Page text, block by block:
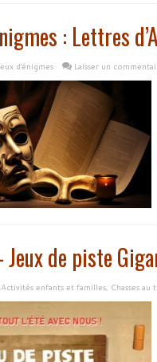
: Lettres
d'énigmes Laisser un
de piste
Activités enfants et familles, Chasses au